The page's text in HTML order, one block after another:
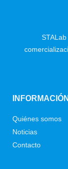
INFORMACIÓN
Quiénes somos
Noticias
Contacto